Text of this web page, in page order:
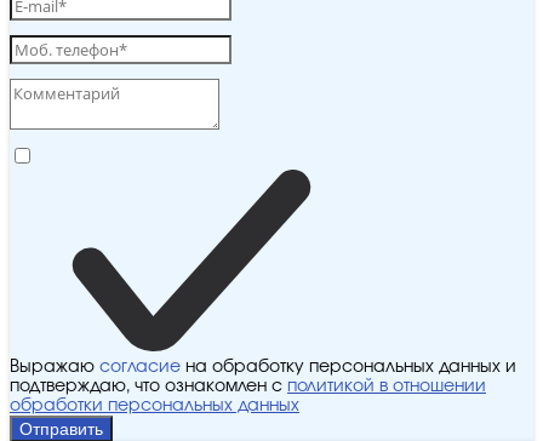
Выражаю согласие на обработку персональных данных и
подтверждаю, что ознакомлен с политикой в отношении
обработки персональных данных
Отправить